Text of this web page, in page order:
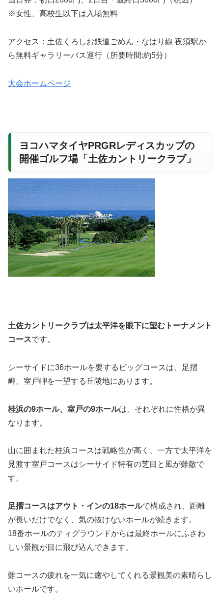
※女性、高校生以下は入場無料
アクセス：土佐くろしお鉄道ごめん・なはり線 夜須駅か
ら無料ギャラリーバス運行（所要時間:約5分）
大会ホームページ
ヨコハマタイヤPRGRレディスカップの
開催ゴルフ場「土佐カントリークラブ」
土佐カントリークラブは太平洋を眼下に望むトーナメント
コースです。
シーサイドに36ホールを要するビッグコースは、足摺
岬、室戸岬を一望する丘陵地にあります。
桂浜の9ホール、室戸の9ホールは、それぞれに性格が異
なります。
山に囲まれた桂浜コースは戦略性が高く、一方で太平洋を
見渡す室戸コースはシーサイド特有の芝目と風が難敵で
す。
足摺コースはアウト・インの18ホールで構成され、距離
が長いだけでなく、気の抜けないホールが続きます。
18番ホールのティグラウンドからは最終ホールにふさわ
しい景観が目に飛び込んできます。
難コースの疲れを一気に癒やしてくれる景観美の素晴らし
いホールです。